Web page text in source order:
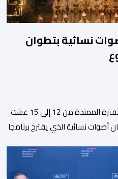
أصوات نسائية بتطوان
تنظم جمعية أصوات نسائية، خلال الفترة الممتدة من 12 إلى 15 غشت
أصوات نسائية الذي يقترح برنامجا
ووفق بلاغ للمنظمين، تقترح هذه
لصاحب الجلالة الملك محمد